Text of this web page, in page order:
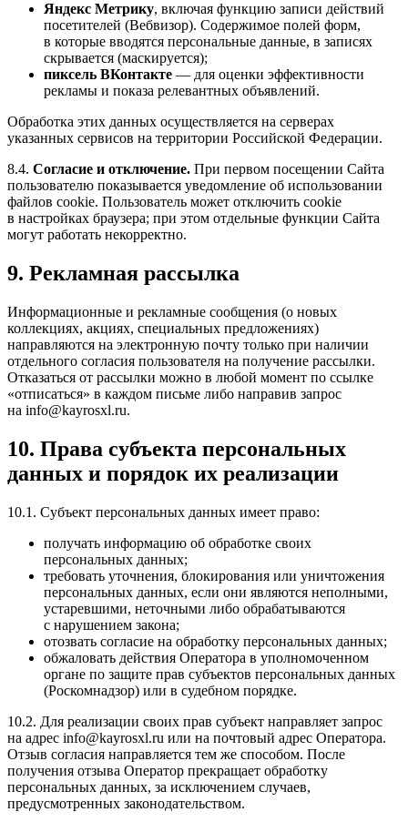
Яндекс Метрику, включая функцию записи действий
посетителей (Вебвизор). Содержимое полей форм,
в которые вводятся персональные данные, в записях
скрывается (маскируется);
пиксель ВКонтакте — для оценки эффективности
рекламы и показа релевантных объявлений.
Обработка этих данных осуществляется на серверах
указанных сервисов на территории Российской Федерации.
8.4. Согласие и отключение. При первом посещении Сайта
пользователю показывается уведомление об использовании
файлов cookie. Пользователь может отключить cookie
в настройках браузера; при этом отдельные функции Сайта
могут работать некорректно.
9. Рекламная рассылка
Информационные и рекламные сообщения (о новых
коллекциях, акциях, специальных предложениях)
направляются на электронную почту только при наличии
отдельного согласия пользователя на получение рассылки.
Отказаться от рассылки можно в любой момент по ссылке
«отписаться» в каждом письме либо направив запрос
на info@kayrosxl.ru.
10. Права субъекта персональных
данных и порядок их реализации
10.1. Субъект персональных данных имеет право:
получать информацию об обработке своих
персональных данных;
требовать уточнения, блокирования или уничтожения
персональных данных, если они являются неполными,
устаревшими, неточными либо обрабатываются
с нарушением закона;
отозвать согласие на обработку персональных данных;
обжаловать действия Оператора в уполномоченном
органе по защите прав субъектов персональных данных
(Роскомнадзор) или в судебном порядке.
10.2. Для реализации своих прав субъект направляет запрос
на адрес info@kayrosxl.ru или на почтовый адрес Оператора.
Отзыв согласия направляется тем же способом. После
получения отзыва Оператор прекращает обработку
персональных данных, за исключением случаев,
предусмотренных законодательством.